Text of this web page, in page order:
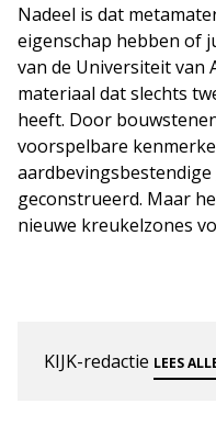
Nadeel is dat
eigenschap hebben of
van de Universiteit van
materiaal dat slechts
heeft. Door
voorspelbare
geconstrueerd. Maar
nieuwe kreukelzones
KIJK-redactie LEES